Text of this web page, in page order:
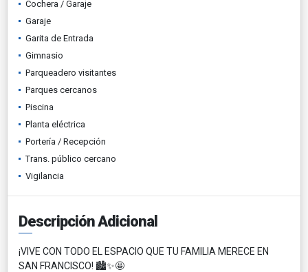
Cochera / Garaje
Garaje
Garita de Entrada
Gimnasio
Parqueadero visitantes
Parques cercanos
Piscina
Planta eléctrica
Portería / Recepción
Trans. público cercano
Vigilancia
Descripción Adicional
¡VIVE CON TODO EL ESPACIO QUE TU FAMILIA MERECE EN
SAN FRANCISCO! 🏙️✨🤩